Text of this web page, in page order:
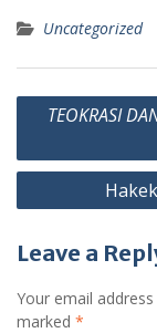
Uncategorized
Post
TEOKRASI
Leave a
Your email
marked *